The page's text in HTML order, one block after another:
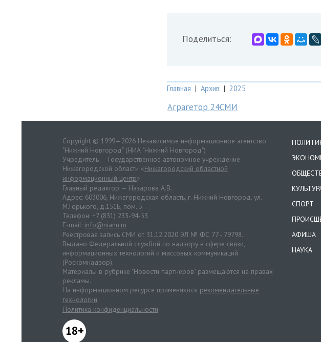
Поделиться:
Главная | Архив | 2025
Аграгетор 24СМИ
Copyright © 1999—2026 Независимое информационное агентство
"Нижний Новгород" (НИА "Нижний Новгород")
Учредитель — Государственное автономное учреждение
Нижегородской области «Нижегородский областной
информационный центр»
Главный редактор — Назарова А.В.
Адрес: 603006, Нижегородская область, г. Нижний Новгород. ул.
М.Горького, д.151Б, пом. 5
Телефон: +7 (831) 233-94-53
E-mail: info@niann.ru
Реестровая запись СМИ от 31.12.2020 ЭЛ № ФС 77 - 79798.
Выдано Федеральной службой по надзору в сфере связи,
информационных технологий и массовых коммуникаций
(Роскомнадзор).
Материалы в рубрике "Новости партнеров" размещаются на правах
рекламы.
На информационном ресурсе применяются рекомендательные
технологии.
Политика конфиденциальности
18+
СПОРТ
АФИША
НАУКА